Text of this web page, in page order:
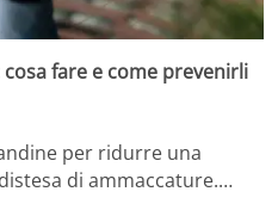
fare e come prevenirli
per ridurre una
di ammaccature.…